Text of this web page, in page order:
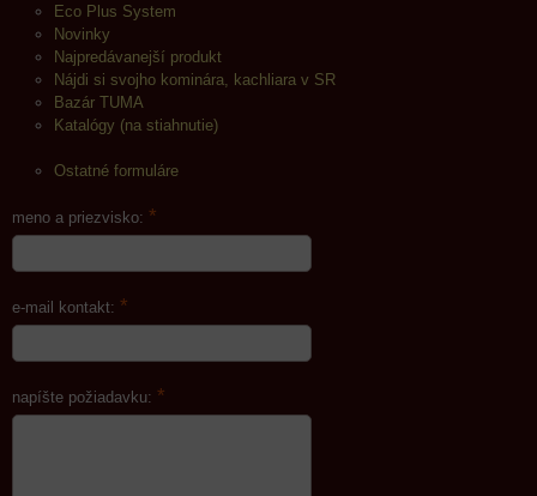
Eco Plus System
Novinky
Najpredávanejší produkt
Nájdi si svojho kominára, kachliara v SR
Bazár TUMA
Katalógy (na stiahnutie)
Ostatné formuláre
meno a priezvisko: *
e-mail kontakt: *
napíšte požiadavku: *